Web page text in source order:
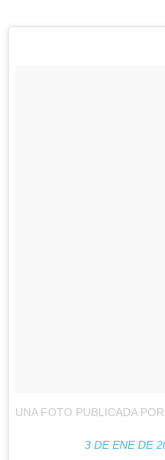
3 DE ENE DE